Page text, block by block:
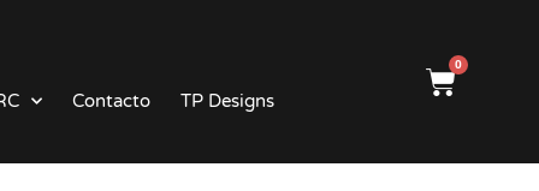
Contacto TP Designs
0